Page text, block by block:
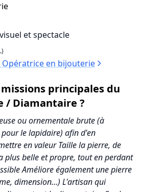
et spectacle
en bijouterie
principales du
/ Diamantaire ?
ou ornementale brute (à
le lapidaire) afin d'en
en valeur Taille la pierre, de
plus belle et propre, tout en perdant
Améliore également une pierre
dimension...) L'artisan qui